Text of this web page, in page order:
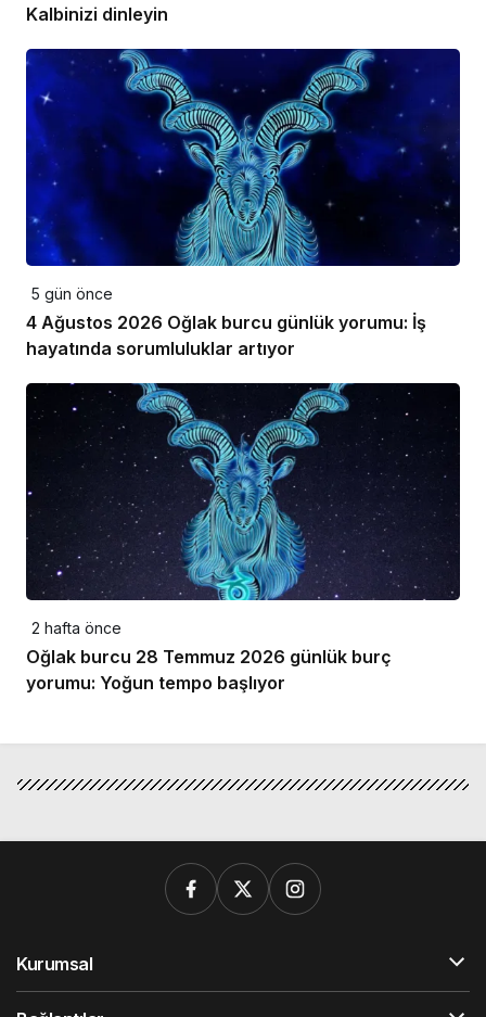
Kalbinizi dinleyin
5 gün önce
4 Ağustos 2026 Oğlak burcu günlük yorumu: İş
hayatında sorumluluklar artıyor
2 hafta önce
Oğlak burcu 28 Temmuz 2026 günlük burç
yorumu: Yoğun tempo başlıyor
Kurumsal